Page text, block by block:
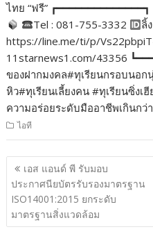
ไทย “ฟรี” ┏━━━━━━━━━━━━━━┓
Tel : 081-755-3332
ลิ้
https://line.me/ti/p/
11starnews1.com/43356
ของฝากมงคล#ทุเรียนกรอบนอก
หิว#ทุเรียนเลี้ยงคน #ทุเรียนซิ่ง
ความอร่อยระดับมืออาชีพเกินกว่
ไอที
แนะแนว
เรื่อง
เอส แอนด์ พี รับมอบ
ประกาศนียบัตรรับรองมาตรฐาน
ISO14001:2015 ยกระดับ
มาตรฐานสิ่งแวดล้อม